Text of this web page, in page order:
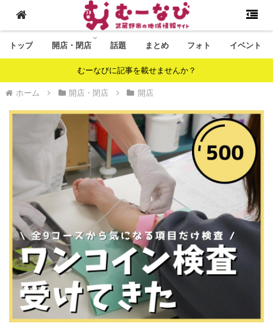
トップ 開店・閉店 話題 まとめ フォト イベント
むーなびに記事を載せませんか？
ホーム 開店・閉店 開店